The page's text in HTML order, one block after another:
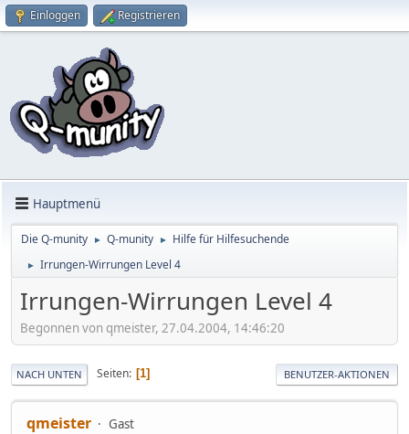
Einloggen Registrieren
Hauptmenü
Die Q-munity ► Q-munity ► Hilfe für Hilfesuchende
► Irrungen-Wirrungen Level 4
Irrungen-Wirrungen Level 4
Begonnen von qmeister, 27.04.2004, 14:46:20
NACH UNTEN Seiten 1 BENUTZER-AKTIONEN
qmeister Gast